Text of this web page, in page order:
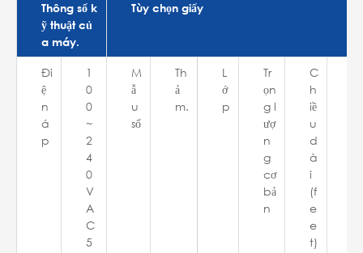
Thông số k
ỹ thuật củ
a máy.
Tùy chọn giấy
Đi
ệ
n
á
p
1
0
0
~
2
4
0
V
A
C
5
M
ẫ
u
số
Th
ả
m.
L
ớ
p
Tr
ọn
g l
ượ
n
g
cơ
bả
n
C
h
iề
u
d
à
i
(f
e
e
t)